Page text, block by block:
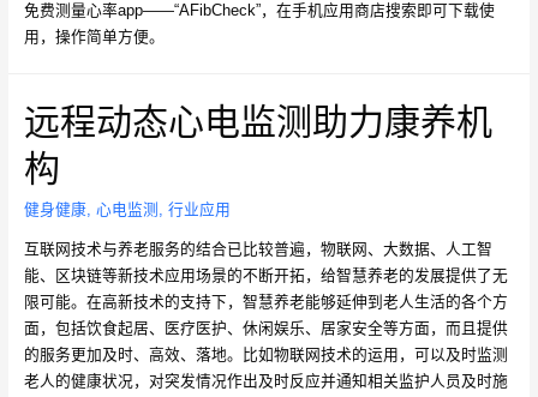
免费测量心率app——“AFibCheck”，在手机应用商店搜索即可下载使
用，操作简单方便。
远程动态心电监测助力康养机
构
健身健康, 心电监测 , 行业应用
互联网技术与养老服务的结合已比较普遍，物联网、大数据、人工智
能、区块链等新技术应用场景的不断开拓，给智慧养老的发展提供了无
限可能。在高新技术的支持下，智慧养老能够延伸到老人生活的各个方
面，包括饮食起居、医疗医护、休闲娱乐、居家安全等方面，而且提供
的服务更加及时、高效、落地。比如物联网技术的运用，可以及时监测
老人的健康状况，对突发情况作出及时反应并通知相关监护人员及时施